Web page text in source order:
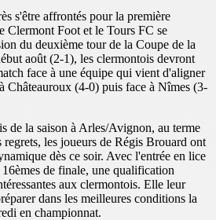
s'être affrontés pour la première
Clermont Foot et le Tours FC se
du deuxième tour de la Coupe de la
août (2-1), les clermontois devront
face à une équipe qui vient d'aligner
Châteauroux (4-0) puis face à Nîmes (3-
de la saison à Arles/Avignon, au terme
regrets, les joueurs de Régis Brouard ont
dès ce soir. Avec l'entrée en lice
de finale, une qualification
aux clermontois. Elle leur
dans les meilleures conditions la
en championnat.